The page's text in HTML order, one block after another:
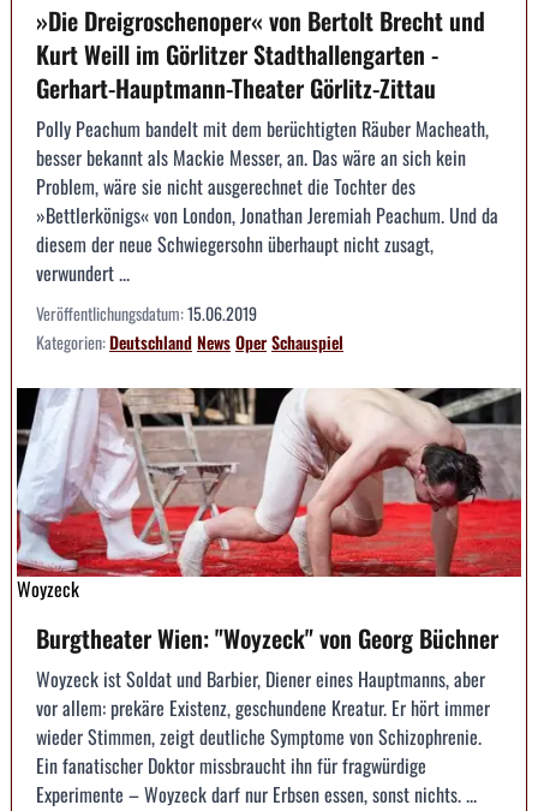
»Die Dreigroschenoper« von Bertolt Brecht und
Kurt Weill im Görlitzer Stadthallengarten -
Gerhart-Hauptmann-Theater Görlitz-Zittau
Polly Peachum bandelt mit dem berüchtigten Räuber Macheath,
besser bekannt als Mackie Messer, an. Das wäre an sich kein
Problem, wäre sie nicht ausgerechnet die Tochter des
»Bettlerkönigs« von London, Jonathan Jeremiah Peachum. Und da
diesem der neue Schwiegersohn überhaupt nicht zusagt,
verwundert ...
Veröffentlichungsdatum:15.06.2019
Kategorien:DeutschlandNewsOperSchauspiel
Woyzeck
Burgtheater Wien: "Woyzeck" von Georg Büchner
Woyzeck ist Soldat und Barbier, Diener eines Hauptmanns, aber
vor allem: prekäre Existenz, geschundene Kreatur. Er hört immer
wieder Stimmen, zeigt deutliche Symptome von Schizophrenie.
Ein fanatischer Doktor missbraucht ihn für fragwürdige
Experimente – Woyzeck darf nur Erbsen essen, sonst nichts. ...